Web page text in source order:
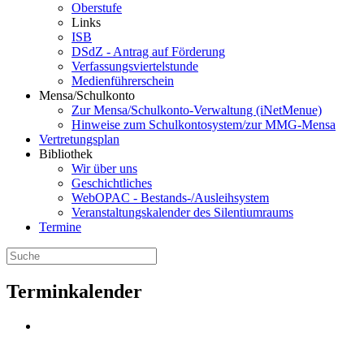
Oberstufe
Links
ISB
DSdZ - Antrag auf Förderung
Verfassungsviertelstunde
Medienführerschein
Mensa/Schulkonto
Zur Mensa/Schulkonto-Verwaltung (iNetMenue)
Hinweise zum Schulkontosystem/zur MMG-Mensa
Vertretungsplan
Bibliothek
Wir über uns
Geschichtliches
WebOPAC - Bestands-/Ausleihsystem
Veranstaltungskalender des Silentiumraums
Termine
Terminkalender